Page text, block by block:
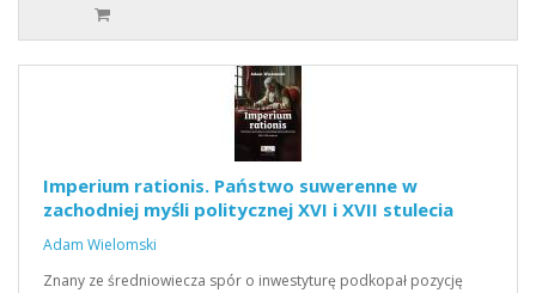
Imperium rationis. Państwo suwerenne w
zachodniej myśli politycznej XVI i XVII stulecia
Adam Wielomski
Znany ze średniowiecza spór o inwestyturę podkopał pozycję